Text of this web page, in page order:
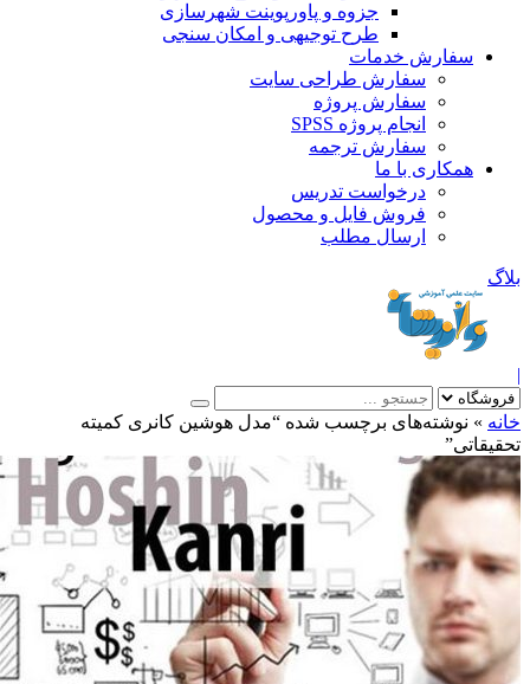
جزوه و پاورپوینت شهرسازی
طرح توجیهی و امکان سنجی
سفارش خدمات
سفارش طراحی سایت
سفارش پروژه
انجام پروژه SPSS
سفارش ترجمه
همکاری با ما
درخواست تدریس
فروش فایل و محصول
ارسال مطلب
»نوشته‌های برچسب شده “مدل هوشین کانری کمیته